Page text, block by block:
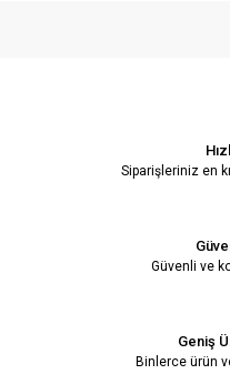
Siparişleriniz en
Güvenli ve
Geniş
Binlerce ürün